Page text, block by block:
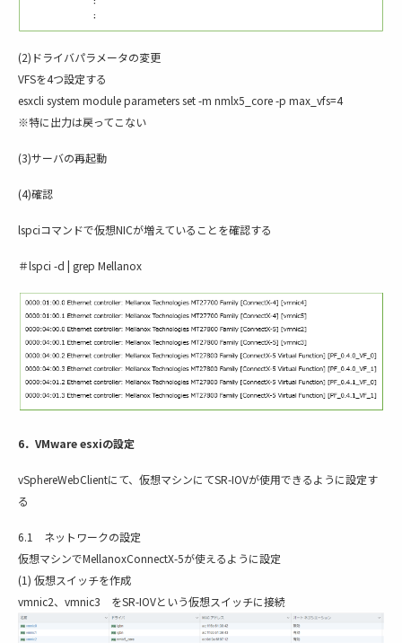
(2)ドライバパラメータの変更
VFSを4つ設定する
esxcli system module parameters set -m nmlx5_core -p max_vfs=4
※特に出力は戻ってこない
(3)サーバの再起動
(4)確認
lspciコマンドで仮想NICが増えていることを確認する
＃lspci -d | grep Mellanox
6．VMware esxiの設定
vSphereWebClientにて、仮想マシンにてSR-IOVが使用できるように設定す
る
6.1 ネットワークの設定
仮想マシンでMellanoxConnectX-5が使えるように設定
(1) 仮想スイッチを作成
vmnic2、vmnic3 をSR-IOVという仮想スイッチに接続